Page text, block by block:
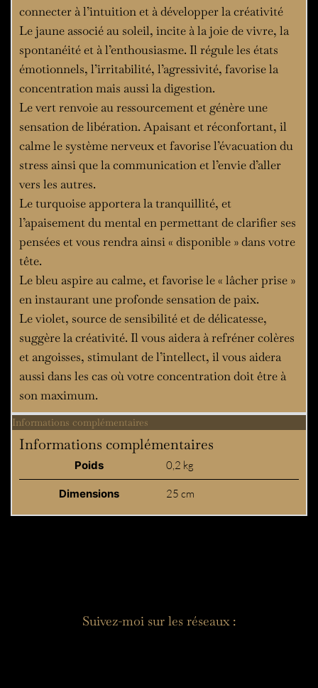
connecter à l’intuition et à développer la créativité
Le jaune associé au soleil, incite à la joie de vivre, la
spontanéité et à l’enthousiasme. Il régule les états
émotionnels, l’irritabilité, l’agressivité, favorise la
concentration mais aussi la digestion.
Le vert renvoie au ressourcement et génère une
sensation de libération. Apaisant et réconfortant, il
calme le système nerveux et favorise l’évacuation du
stress ainsi que la communication et l’envie d’aller
vers les autres.
Le turquoise apportera la tranquillité, et
l’apaisement du mental en permettant de clarifier ses
pensées et vous rendra ainsi « disponible » dans votre
tête.
Le bleu aspire au calme, et favorise le « lâcher prise »
en instaurant une profonde sensation de paix.
Le violet, source de sensibilité et de délicatesse,
suggère la créativité. Il vous aidera à refréner colères
et angoisses, stimulant de l’intellect, il vous aidera
aussi dans les cas où votre concentration doit être à
son maximum.
Informations complémentaires
Informations complémentaires
Poids 0,2 kg
Dimensions 25 cm
Suivez-moi sur les réseaux :